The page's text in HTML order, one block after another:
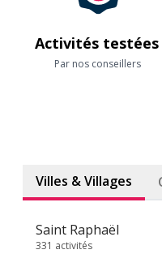
Activités testées
Par nos conseillers
Villes & Villages
Saint Raphaël
331 activités